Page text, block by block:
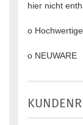
hier nicht
o
o NEUWARE